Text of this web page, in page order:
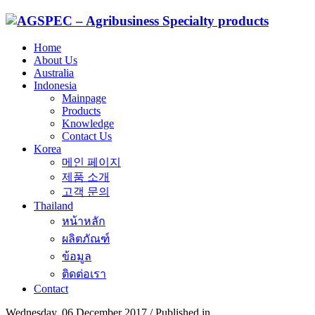
Home
About Us
Australia
Indonesia
Mainpage
Products
Knowledge
Contact Us
Korea
메인 페이지
제품 소개
고객 문의
Thailand
หน้าหลัก
ผลิตภัณฑ์
ข้อมูล
ติดต่อเรา
Contact